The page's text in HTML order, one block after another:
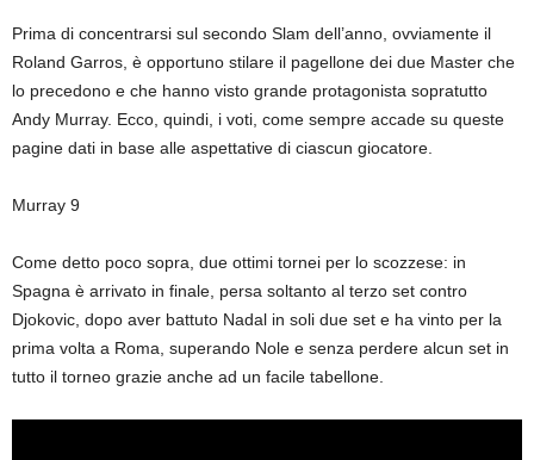
Prima di concentrarsi sul secondo Slam dell’anno, ovviamente il
Roland Garros, è opportuno stilare il pagellone dei due Master che
lo precedono e che hanno visto grande protagonista sopratutto
Andy Murray. Ecco, quindi, i voti, come sempre accade su queste
pagine dati in base alle aspettative di ciascun giocatore.
Murray 9
Come detto poco sopra, due ottimi tornei per lo scozzese: in
Spagna è arrivato in finale, persa soltanto al terzo set contro
Djokovic, dopo aver battuto Nadal in soli due set e ha vinto per la
prima volta a Roma, superando Nole e senza perdere alcun set in
tutto il torneo grazie anche ad un facile tabellone.